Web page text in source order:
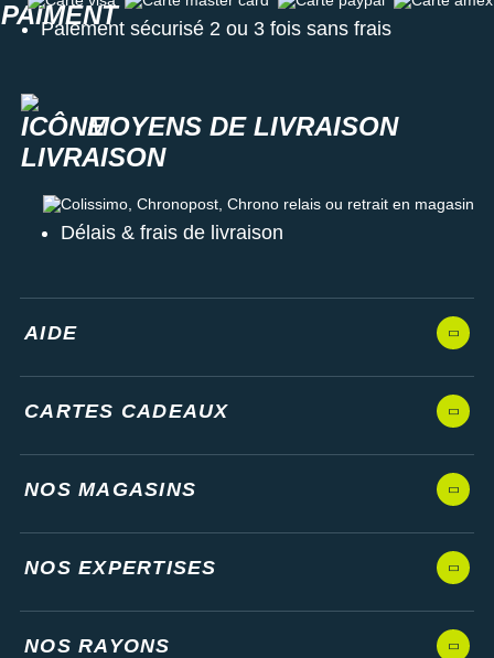
Paiement sécurisé 2 ou 3 fois sans frais
MOYENS DE LIVRAISON
Colissimo, Chronopost, Chrono relais ou retrait en magasin
Délais & frais de livraison
AIDE
CARTES CADEAUX
NOS MAGASINS
NOS EXPERTISES
NOS RAYONS